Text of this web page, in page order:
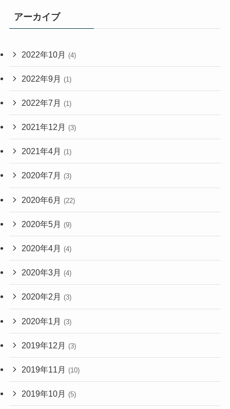
アーカイブ
2022年10月 (4)
2022年9月 (1)
2022年7月 (1)
2021年12月 (3)
2021年4月 (1)
2020年7月 (3)
2020年6月 (22)
2020年5月 (9)
2020年4月 (4)
2020年3月 (4)
2020年2月 (3)
2020年1月 (3)
2019年12月 (3)
2019年11月 (10)
2019年10月 (5)